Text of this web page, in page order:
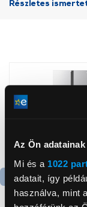
Az Ön
Mi és a 1022
adatait, így
használva, mint
Részletes
Termék